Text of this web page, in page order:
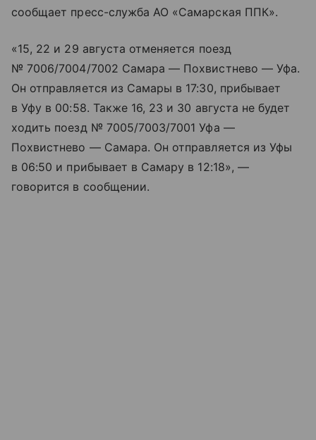
сообщает пресс-служба АО «Самарская ППК».
«15, 22 и 29 августа отменяется поезд
№ 7006/7004/7002 Самара — Похвистнево — Уфа.
Он отправляется из Самары в 17:30, прибывает
в Уфу в 00:58. Также 16, 23 и 30 августа не будет
ходить поезд № 7005/7003/7001 Уфа —
Похвистнево — Самара. Он отправляется из Уфы
в 06:50 и прибывает в Самару в 12:18», —
говорится в сообщении.